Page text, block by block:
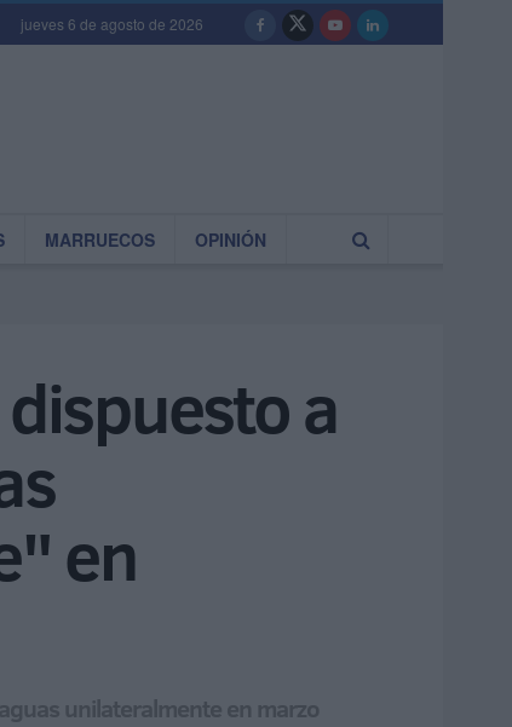
jueves 6 de agosto de 2026
MARRUECOS OPINIÓN
a
en
unilateralmente en marzo